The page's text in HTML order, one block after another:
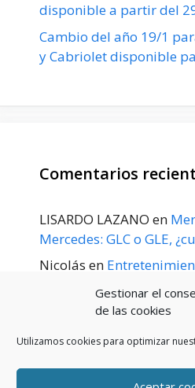
Gestionar el
de las cookies
Utilizamos cookies para optimizar
disponible a partir del
Cambio del año 19/1
y Cabriolet disponible
Comentarios
LISARDO LAZANO en
Mercedes: GLC o GLE,
Nicolás en
trasero para el GLE /
principios de 2020